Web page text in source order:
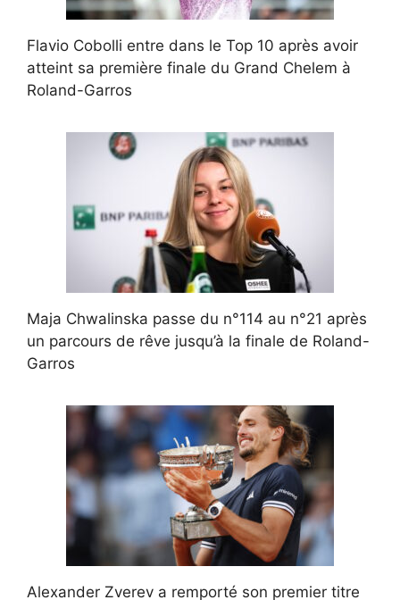
Flavio Cobolli entre dans le Top 10 après avoir
atteint sa première finale du Grand Chelem à
Roland-Garros
Maja Chwalinska passe du n°114 au n°21 après
un parcours de rêve jusqu’à la finale de Roland-
Garros
Alexander Zverev a remporté son premier titre